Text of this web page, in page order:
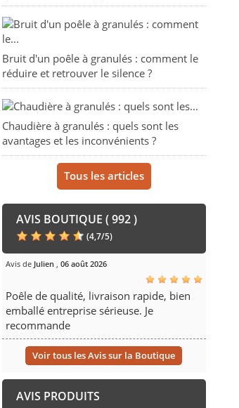
Bruit d'un poêle à granulés : comment le
réduire et retrouver le silence ?
Chaudière à granulés : quels sont les
avantages et les inconvénients ?
Tous les articles
AVIS BOUTIQUE ( 992 )
(4,7/5)
Avis de Julien, 06 août 2026
Poêle de qualité, livraison rapide, bien
emballé entreprise sérieuse. Je
recommande
Voir tous les Avis sur la Boutique
AVIS PRODUITS